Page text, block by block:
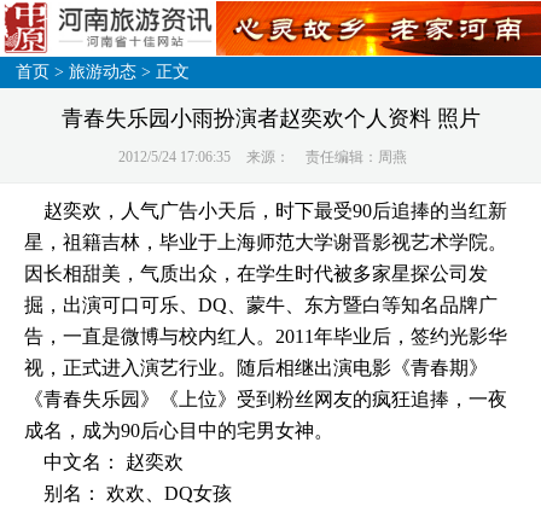
首页 >旅游动态 > 正文
青春失乐园小雨扮演者赵奕欢个人资料 照片
2012/5/24 17:06:35 来源： 责任编辑：周燕
赵奕欢，人气广告小天后，时下最受90后追捧的当红新
星，祖籍吉林，毕业于上海师范大学谢晋影视艺术学院。
因长相甜美，气质出众，在学生时代被多家星探公司发
掘，出演可口可乐、DQ、蒙牛、东方暨白等知名品牌广
告，一直是微博与校内红人。2011年毕业后，签约光影华
视，正式进入演艺行业。随后相继出演电影《青春期》
《青春失乐园》《上位》受到粉丝网友的疯狂追捧，一夜
成名，成为90后心目中的宅男女神。
中文名： 赵奕欢
别名： 欢欢、DQ女孩